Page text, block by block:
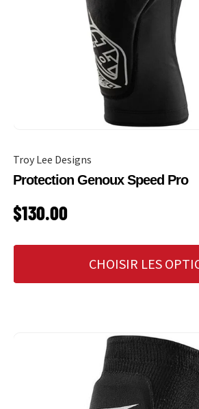
Troy Lee Designs
Protection Genoux Speed Pro
PRIX HABITUEL
$130.00
CHOISIR LES